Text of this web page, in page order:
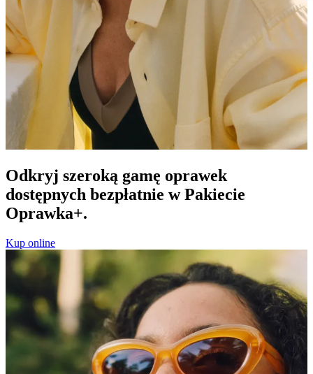
Odkryj szeroką gamę oprawek
dostępnych bezpłatnie w Pakiecie
Oprawka+.
Kup online